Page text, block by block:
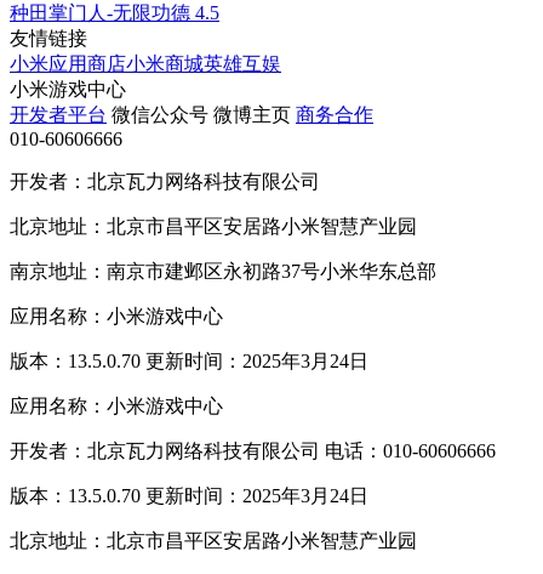
种田掌门人-无限功德 4.5
友情链接
小米应用商店小米商城英雄互娱
小米游戏中心
开发者平台 微信公众号 微博主页 商务合作
010-60606666
开发者：北京瓦力网络科技有限公司
北京地址：北京市昌平区安居路小米智慧产业园
南京地址：南京市建邺区永初路37号小米华东总部
应用名称：小米游戏中心
版本：13.5.0.70 更新时间：2025年3月24日
应用名称：小米游戏中心
开发者：北京瓦力网络科技有限公司 电话：010-60606666
版本：13.5.0.70 更新时间：2025年3月24日
北京地址：北京市昌平区安居路小米智慧产业园